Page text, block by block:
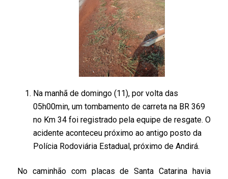
Na manhã de domingo (11), por volta das
05h00min, um tombamento de carreta na BR 369
no Km 34 foi registrado pela equipe de resgate. O
acidente aconteceu próximo ao antigo posto da
Polícia Rodoviária Estadual, próximo de Andirá.
No caminhão com placas de Santa Catarina havia